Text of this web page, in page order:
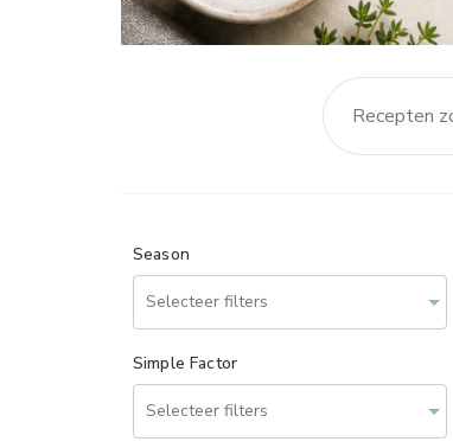
Season
Simple Factor